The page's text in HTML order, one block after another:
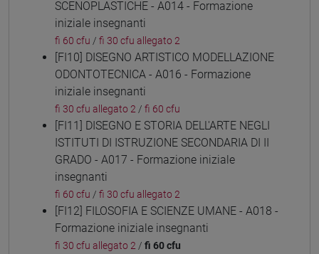
SCENOPLASTICHE - A014 - Formazione
iniziale insegnanti
fi 60 cfu / fi 30 cfu allegato 2
[FI10] DISEGNO ARTISTICO MODELLAZIONE
ODONTOTECNICA - A016 - Formazione
iniziale insegnanti
fi 30 cfu allegato 2 / fi 60 cfu
[FI11] DISEGNO E STORIA DELL'ARTE NEGLI
ISTITUTI DI ISTRUZIONE SECONDARIA DI II
GRADO - A017 - Formazione iniziale
insegnanti
fi 60 cfu / fi 30 cfu allegato 2
[FI12] FILOSOFIA E SCIENZE UMANE - A018 -
Formazione iniziale insegnanti
fi 30 cfu allegato 2 / fi 60 cfu